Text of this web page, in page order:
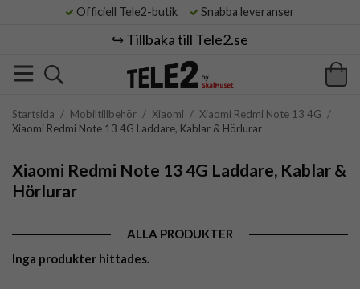
Officiell Tele2-butik Snabba leveranser
↪️ Tillbaka till Tele2.se
Startsida / Mobiltillbehör / Xiaomi / Xiaomi Redmi Note 13 4G /
Xiaomi Redmi Note 13 4G Laddare, Kablar & Hörlurar
Xiaomi Redmi Note 13 4G Laddare, Kablar &
Hörlurar
ALLA PRODUKTER
Inga produkter hittades.